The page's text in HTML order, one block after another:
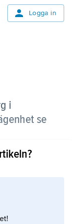
Logga in
i
se